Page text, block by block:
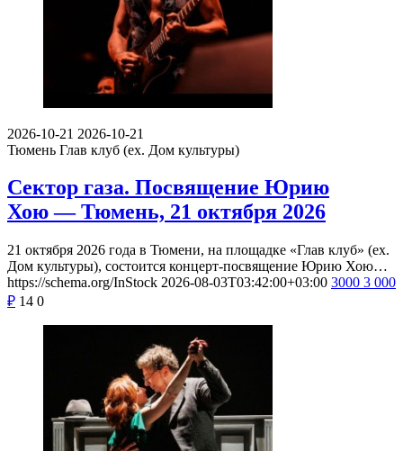
2026-10-21 2026-10-21
Тюмень Глав клуб (ex. Дом культуры)
Сектор газа. Посвящение Юрию
Хою — Тюмень, 21 октября 2026
21 октября 2026 года в Тюмени, на площадке «Глав клуб» (ex.
Дом культуры), состоится концерт-посвящение Юрию Хою…
https://schema.org/InStock 2026-08-03T03:42:00+03:00 3000 3 000
₽ 14 0